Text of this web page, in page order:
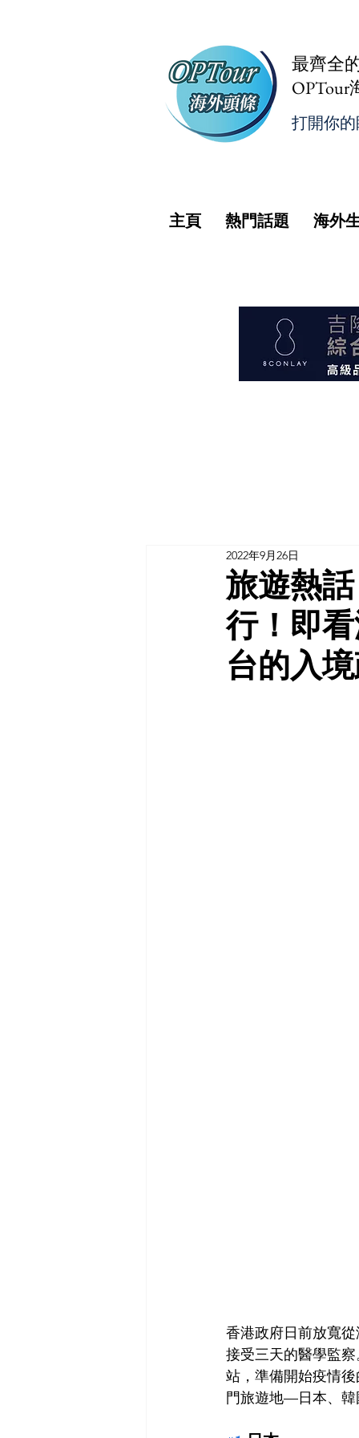
最齊全
OPTour
打開你
主頁 熱門話題 海外
旅遊熱
行！即
台的入
2022年9月26日
香港政府日前放寬
接受三天的醫學監
站，準備開始疫情
門旅遊地—日本、韓